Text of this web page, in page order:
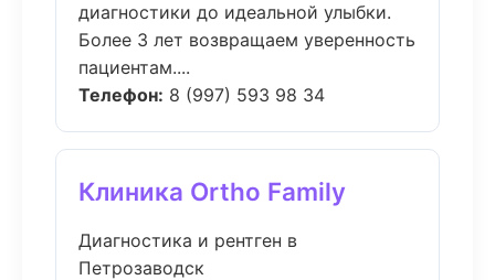
диагностики до идеальной улыбки.
Более 3 лет возвращаем уверенность
пациентам....
Телефон: 8 (997) 593 98 34
Клиника Ortho Family
Диагностика и рентген в
Петрозаводск